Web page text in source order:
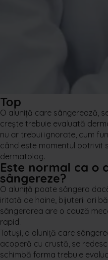
Top
O aluniță care sângerează,
crește trebuie evaluată
nu ar trebui ignorate, cum
când este momentul potrivit
dermatolog.
Este normal ca o
sângereze?
O aluniță poate sângera
iritată de haine, bijuterii ori
sângerarea are o cauză
rapid.
Totuși, o aluniță care
acoperă cu crustă, se
schimbă forma trebuie